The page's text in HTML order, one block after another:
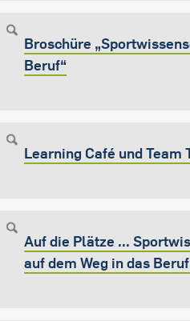
Broschüre
Beruf“
Learning Café und Team
Auf die Plätze ...
auf dem Weg in das